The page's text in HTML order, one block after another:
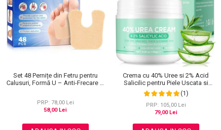
Set 48 Pernițe din Fetru pentru
Calusuri, Formă U – Anti-Frecare și
PRP: 78,00 Lei
58,00 Lei
Crema cu 40% Uree si 2% Acid
Salicilic pentru Piele Uscata si
Crapata – Ingrijire Picioare si Maini,
150 g
(1)
PRP: 105,00 Lei
79,00 Lei